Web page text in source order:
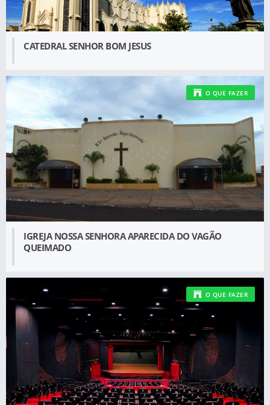
CATEDRAL SENHOR BOM JESUS
IGREJA NOSSA SENHORA APARECIDA DO VAGÃO
QUEIMADO
O QUE FAZER
O QUE FAZER